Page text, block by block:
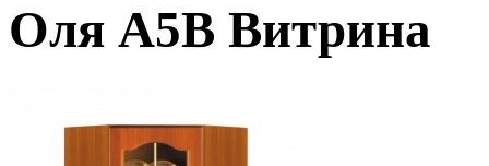
Оля А5В Витрина